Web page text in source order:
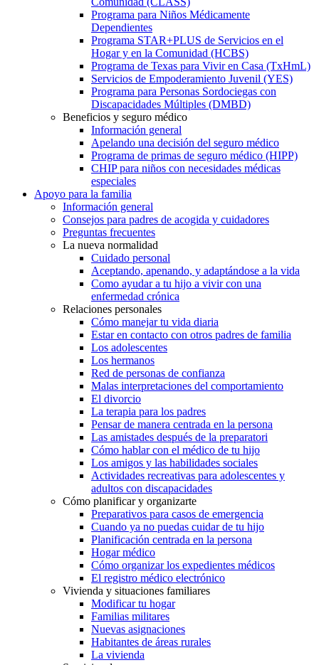
Programa para Niños Médicamente
Dependientes
Programa STAR+PLUS de Servicios en el
Hogar y en la Comunidad (HCBS)
Programa de Texas para Vivir en Casa (TxHmL)
Servicios de Empoderamiento Juvenil (YES)
Programa para Personas Sordociegas con
Discapacidades Múltiples (DMBD)
Beneficios y seguro médico
Información general
Apelando una decisión del seguro médico
Programa de primas de seguro médico (HIPP)
CHIP para niños con necesidades médicas
especiales
Apoyo para la familia
Información general
Consejos para padres de acogida y cuidadores
Preguntas frecuentes
La nueva normalidad
Cuidado personal
Aceptando, apenando, y adaptándose a la vida
Como ayudar a tu hijo a vivir con una
enfermedad crónica
Relaciones personales
Cómo manejar tu vida diaria
Estar en contacto con otros padres de familia
Los adolescentes
Los hermanos
Red de personas de confianza
Malas interpretaciones del comportamiento
El divorcio
La terapia para los padres
Pensar de manera centrada en la persona
Las amistades después de la preparatori
Cómo hablar con el médico de tu hijo
Los amigos y las habilidades sociales
Actividades recreativas para adolescentes y
adultos con discapacidades
Cómo planificar y organizarte
Preparativos para casos de emergencia
Cuando ya no puedas cuidar de tu hijo
Planificación centrada en la persona
Hogar médico
Cómo organizar los expedientes médicos
El registro médico electrónico
Vivienda y situaciones familiares
Modificar tu hogar
Familias militares
Nuevas asignaciones
Habitantes de áreas rurales
La vivienda